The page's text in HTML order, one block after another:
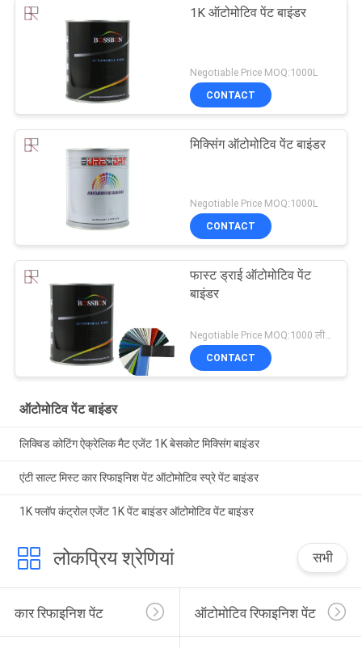
1K ऑटोमोटिव पेंट बाइंडर
Negotiable Price MOQ:1000L
CONTACT
मिक्सिंग ऑटोमोटिव पेंट बाइंडर
Negotiable Price MOQ:1000L
CONTACT
फास्ट ड्राई ऑटोमोटिव पेंट
बाइंडर
Negotiable Price MOQ:1000 लीटर
CONTACT
ऑटोमोटिव पेंट बाइंडर
लिक्विड कोटिंग ऐक्रेलिक मैट एजेंट 1K बेसकोट मिक्सिंग बाइंडर
एंटी साल्ट मिस्ट कार रिफाइनिश पेंट ऑटोमोटिव स्प्रे पेंट बाइंडर
1K फ्लॉप कंट्रोल एजेंट 1K पेंट बाइंडर ऑटोमोटिव पेंट बाइंडर
लोकप्रिय श्रेणियां सभी
कार रिफाइनिश पेंट ऑटोमोटिव रिफाइनिश पेंट